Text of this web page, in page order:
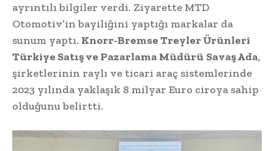
ayrıntılı bilgiler verdi. Ziyarette MTD
Otomotiv’in bayiliğini yaptığı markalar da
sunum yaptı. Knorr-Bremse Treyler Ürünleri
Türkiye Satış ve Pazarlama Müdürü Savaş Ada,
şirketlerinin raylı ve ticari araç sistemlerinde
2023 yılında yaklaşık 8 milyar Euro ciroya sahip
olduğunu belirtti.